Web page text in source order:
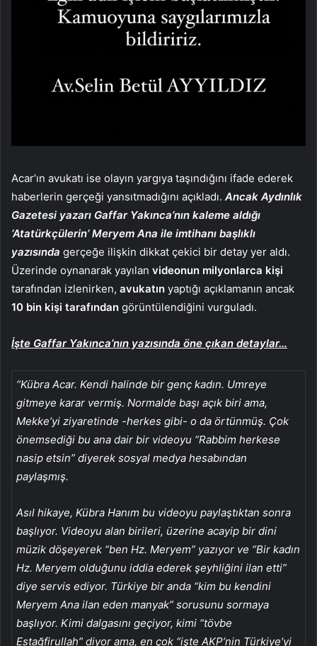
Acar’ın avukatı ise olayın yargıya taşındığını ifade ederek
haberlerin gerçeği yansıtmadığını açıkladı. Ancak Aydınlık
Gazetesi yazarı Gaffar Yakınca’nın kaleme aldığı
‘Atatürkçülerin’ Meryem Ana ile imtihanı başlıklı
yazısında gerçeğe ilişkin dikkat çekici bir detay yer aldı.
Üzerinde oynanarak yayılan videonun milyonlarca kişi
tarafından izlenirken, avukatın yaptığı açıklamanın ancak
10 bin kişi tarafından görüntülendiğini vurguladı.
İşte Gaffar Yakınca’nın yazısında öne çıkan detaylar…
“Kübra Acar. Kendi halinde bir genç kadın. Umreye
gitmeye karar vermiş. Normalde başı açık biri ama,
Mekke’yi ziyaretinde -herkes gibi- o da örtünmüş. Çok
önemsediği bu ana dair bir videoyu “Rabbim herkese
nasip etsin” diyerek sosyal medya hesabından
paylaşmış.
Asıl hikaye, Kübra Hanım bu videoyu paylaştıktan sonra
başlıyor. Videoyu alan birileri, üzerine acayip bir dini
müzik döşeyerek “ben Hz. Meryem” yazıyor ve “Bir kadın
Hz. Meryem olduğunu iddia ederek şeyhliğini ilan etti”
diye servis ediyor. Türkiye bir anda “kim bu kendini
Meryem Ana ilan eden manyak” sorusunu sormaya
başlıyor. Kimi dalgasını geçiyor, kimi “tövbe
Estağfirullah” diyor ama, en çok “işte AKP’nin Türkiye’yi